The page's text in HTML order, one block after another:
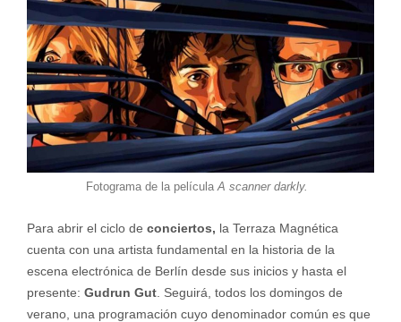
Fotograma de la película A scanner darkly.
Para abrir el ciclo de conciertos, la Terraza Magnética
cuenta con una artista fundamental en la historia de la
escena electrónica de Berlín desde sus inicios y hasta el
presente: Gudrun Gut. Seguirá, todos los domingos de
verano, una programación cuyo denominador común es que